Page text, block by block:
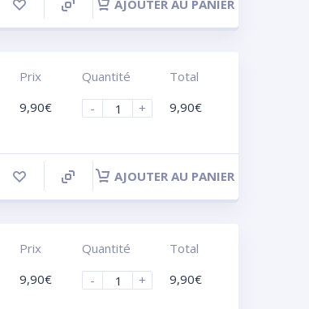
AJOUTER AU PANIER
Prix
9,90€
Quantité
-
+
Total
9,90€
AJOUTER AU PANIER
Prix
9,90€
Quantité
-
+
Total
9,90€